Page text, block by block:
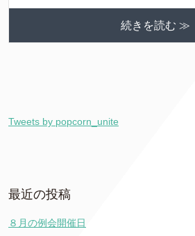
続きを読む ≫
Tweets by popcorn_unite
最近の投稿
８月の例会開催日